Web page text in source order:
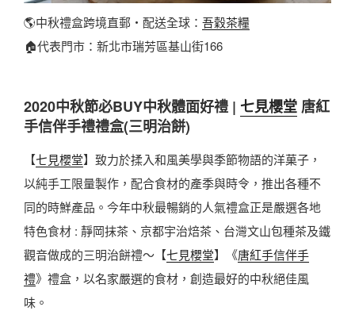
🌎中秋禮盒跨境直郵・配送全球： 吾穀茶糧
🏠代表門市：新北市瑞芳區基山街166
2020中秋節必BUY中秋體面好禮 | 七見櫻堂唐紅
手信伴手禮禮盒(三明治餅)
【七見櫻堂】致力於揉入和風美學與季節物語的洋菓子，
以純手工限量製作，配合食材的產季與時令，推出各種不
同的時鮮產品。今年中秋最暢銷的人氣禮盒正是嚴選各地
特色食材 : 靜岡抹茶、京都宇治焙茶、台灣文山包種茶及鐵
觀音做成的三明治餅禮～【七見櫻堂】《唐紅手信伴手
禮》禮盒，以名家嚴選的食材，創造最好的中秋絕佳風
味。